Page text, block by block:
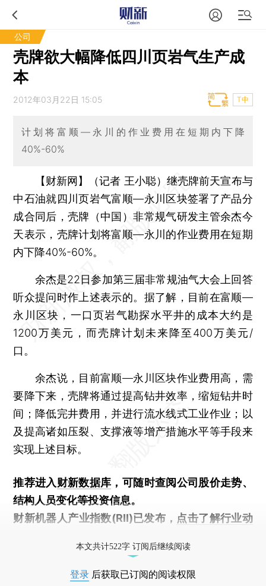
公司
壳牌欲大幅降低四川页岩气生产成
本
2012年03月22日 15:05 T中
计划将富顺—永川的作业费用在短期内下降
40%-60%
【财新网】（记者 王小聪） 继壳牌前天宣布与
中石油就四川页岩气富顺—永川区块签署了产品分
成合同后，壳牌（中国）非常规气研发主管余杰今
天表示，壳牌计划将富顺—永川的作业费用在短期
内下降40%-60%。
余杰是22日参加第三届非常规油气大会上回答
听众提问时作上述表示的。据了解，目前在富顺—
永川区块，一口页岩气勘探水平井的成本大约是
1200万美元，而壳牌计划未来降至400万美元/
口。
余杰说，目前富顺—永川区块作业费用高，需
要降下来，壳牌将通过提高钻井效率，缩短钻井时
间；降低完井费用，并进行流水线式工业作业；以
及提高诸如压裂、支撑液等增产措施水平等手段来
实现上述目标。
推荐进入财新数据库 ，可随时查阅公司股价走势、
结构人员变化等投资信息。
财新机器人产业指数(RII)已发布， 点击了解行业动
本文共计522字 订阅后继续阅读
登录 后获取已订阅的阅读权限